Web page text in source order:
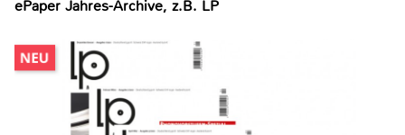
ePaper Jahres-Archive, z.B. LP